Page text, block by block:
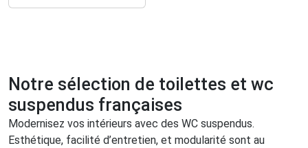
Notre sélection de toilettes et wc
suspendus françaises
Modernisez vos intérieurs avec des WC suspendus.
Esthétique, facilité d’entretien, et modularité sont au